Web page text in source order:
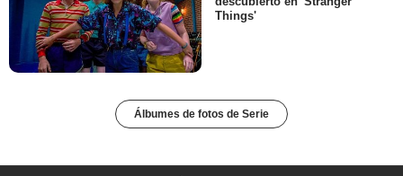
Things'
Álbumes de fotos de Serie